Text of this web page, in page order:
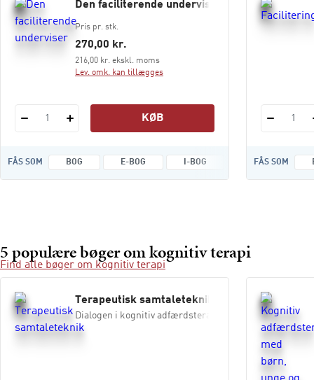
Den faciliterende underviser
Pris pr. stk.
270,00 kr.
216,00 kr. ekskl. moms
Lev. omk. kan tillægges
1 KØB
FÅS SOM BOG E-BOG I-BOG LYDFILER
1
FÅS SOM
5 populære bøger om kognitiv terapi
Find alle bøger om kognitiv terapi
Terapeutisk samtaleteknik
Dialogen i kognitiv adfærdsterapi